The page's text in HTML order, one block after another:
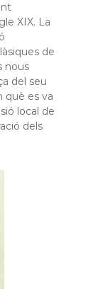
XIX. La
de
nous
del seu
què es va
local de
dels